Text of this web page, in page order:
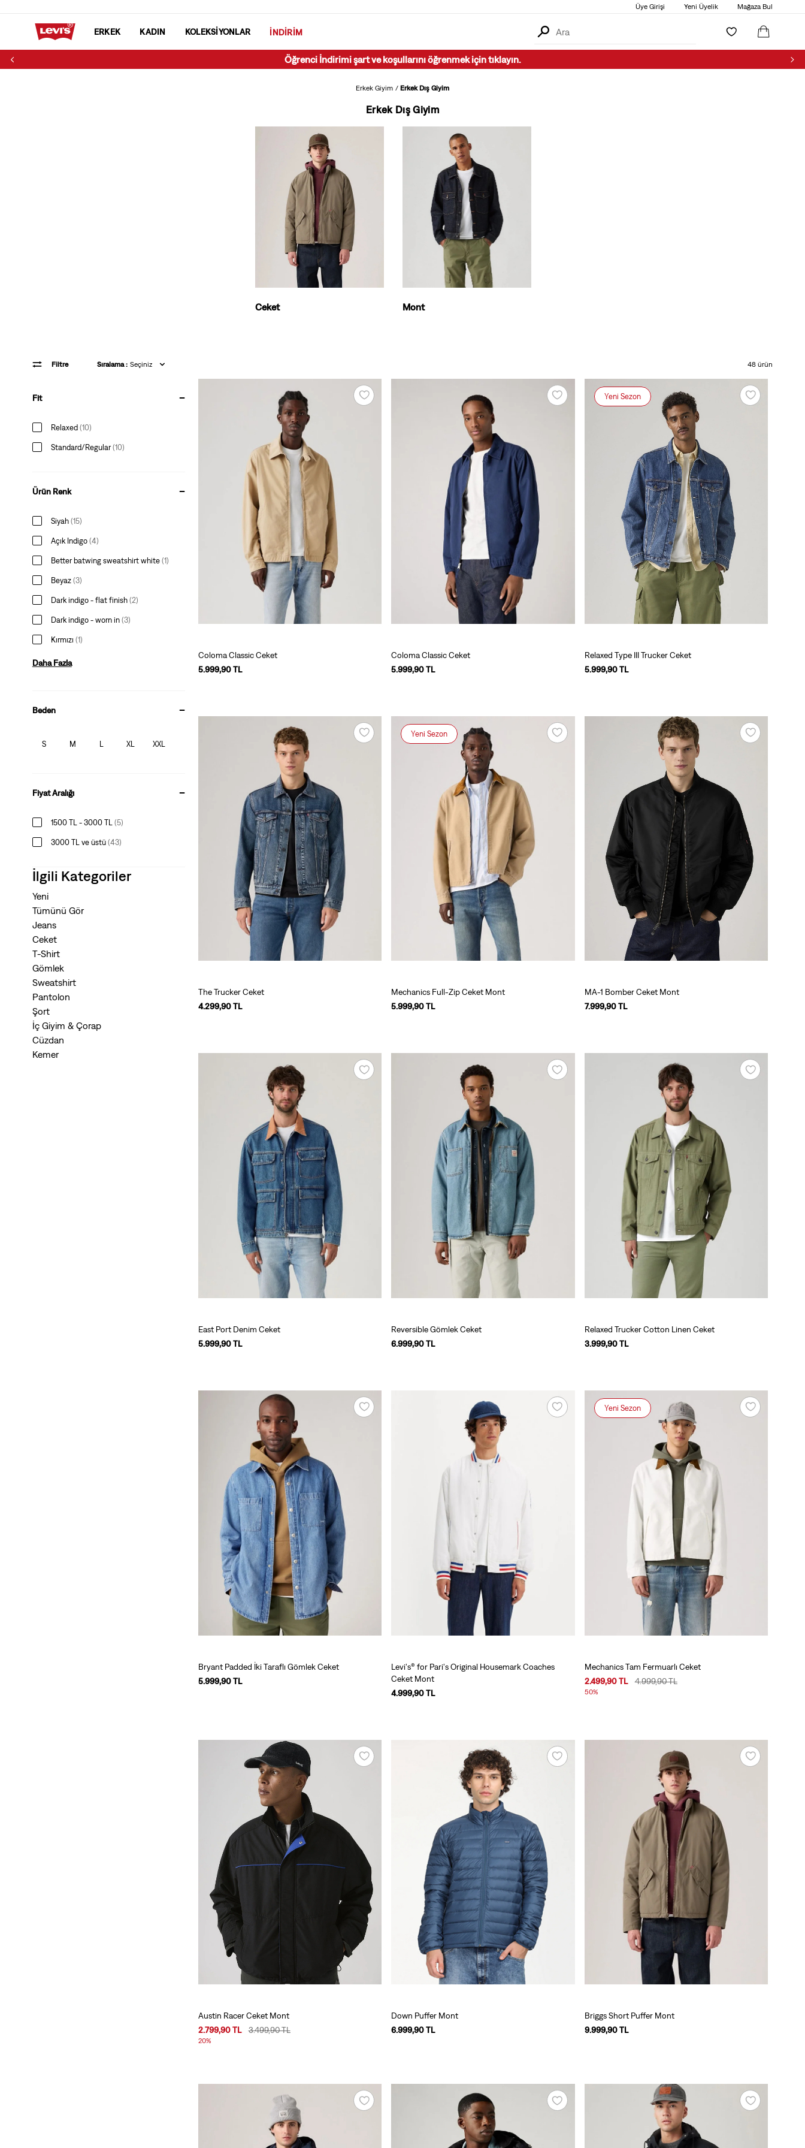
Üye Girişi Yeni Üyelik Mağaza Bul
ERKEK KADIN KOLEKSİYONLAR İNDIRIM
Öğrenci İndirimi şart ve koşullarını öğrenmek için tıklayın.
Erkek Giyim Erkek Dış Giyim
Erkek Dış Giyim
Ceket Mont
Filtre Sıralama : Seçiniz 48 ürün
Fit
Relaxed (10)
Standard/Regular (10)
Ürün Renk
Siyah (15)
Açık Indigo (4)
Better batwing sweatshirt white (1)
Beyaz (3)
Dark indigo - flat finish (2)
Dark indigo - worn in (3)
Kırmızı (1)
Daha Fazla
Beden
S M XL XXL
Fiyat Aralığı
1500 TL - 3000 TL (5)
3000 TL ve üstü (43)
İlgili Kategoriler
Yeni
Tümünü Gör
Jeans
Ceket
T-Shirt
Gömlek
Sweatshirt
Pantolon
Şort
İç Giyim & Çorap
Cüzdan
Kemer
Coloma Classic Ceket
5.999,90 TL
Coloma Classic Ceket
5.999,90 TL
Yeni Sezon
Relaxed Type III Trucker Ceket
5.999,90 TL
The Trucker Ceket
4.299,90 TL
Yeni Sezon
Mechanics Full-Zip Ceket Mont
5.999,90 TL
MA-1 Bomber Ceket Mont
7.999,90 TL
East Port Denim Ceket
5.999,90 TL
Reversible Gömlek Ceket
6.999,90 TL
Relaxed Trucker Cotton Linen Ceket
3.999,90 TL
Bryant Padded İki Taraflı Gömlek Ceket
5.999,90 TL
Levi's® for Pari's Original Housemark Coaches
Ceket Mont
4.999,90 TL
Yeni Sezon
Mechanics Tam Fermuarlı Ceket
4.999,90 TL
2.499,90 TL
50%
Austin Racer Ceket Mont
3.499,90 TL
2.799,90 TL
20%
Down Puffer Mont
6.999,90 TL
Briggs Short Puffer Mont
9.999,90 TL